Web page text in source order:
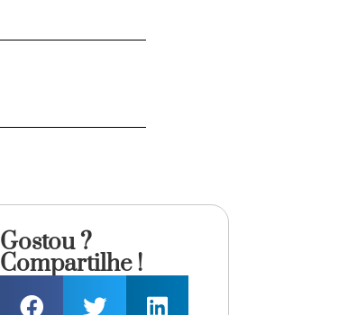
Gostou ?
Compartilhe !